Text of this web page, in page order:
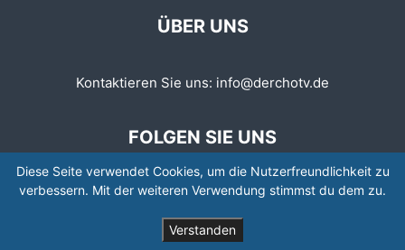
ÜBER UNS
Kontaktieren Sie uns: info@derchotv.de
FOLGEN SIE UNS
Diese Seite verwendet Cookies, um die Nutzerfreundlichkeit zu
verbessern. Mit der weiteren Verwendung stimmst du dem zu.
Verstanden